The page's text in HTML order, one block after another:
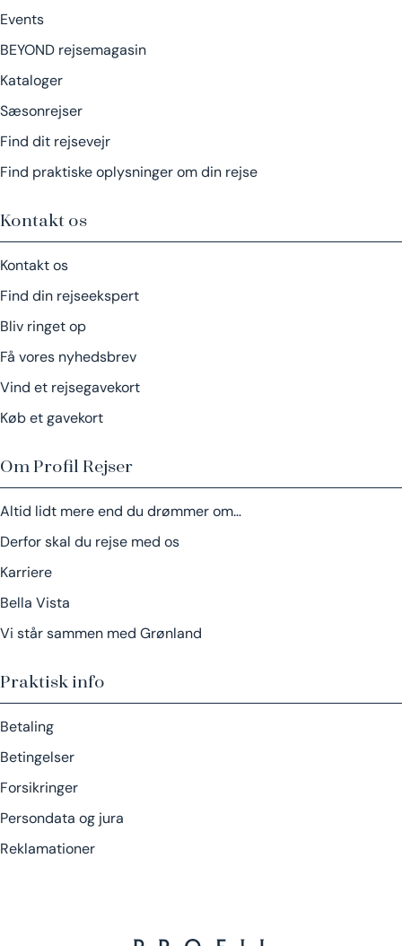
Events
BEYOND rejsemagasin
Kataloger
Sæsonrejser
Find dit rejsevejr
Find praktiske oplysninger om din rejse
Kontakt os
Kontakt os
Find din rejseekspert
Bliv ringet op
Få vores nyhedsbrev
Vind et rejsegavekort
Køb et gavekort
Om Profil Rejser
Altid lidt mere end du drømmer om…
Derfor skal du rejse med os
Karriere
Bella Vista
Vi står sammen med Grønland
Praktisk info
Betaling
Betingelser
Forsikringer
Persondata og jura
Reklamationer